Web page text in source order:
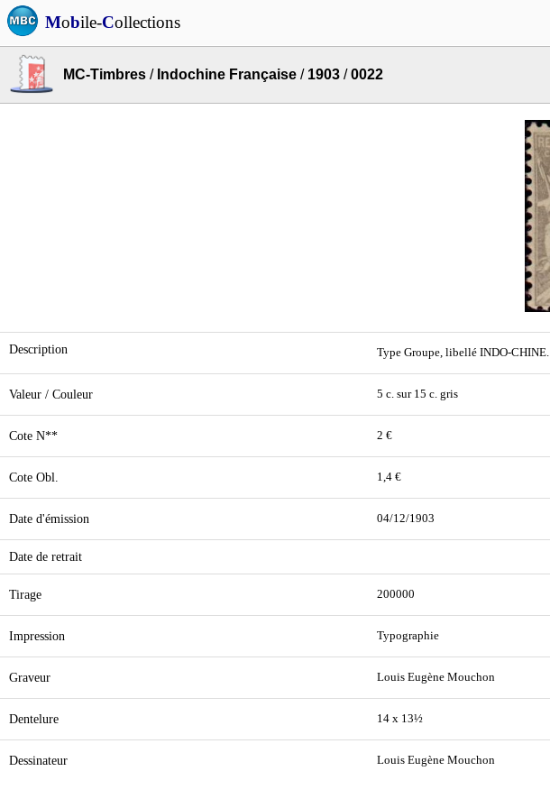
Mobile-Collections
MC-Timbres / Indochine Française / 1903 /0022
Description Type Groupe, libellé INDO-CHINE.
Valeur / Couleur 5 c. sur 15 c. gris
Cote N** 2 €
Cote Obl. 1,4 €
Date d'émission 04/12/1903
Date de retrait
Tirage 200000
Impression Typographie
Graveur Louis Eugène Mouchon
Dentelure 14 x 13½
Dessinateur Louis Eugène Mouchon